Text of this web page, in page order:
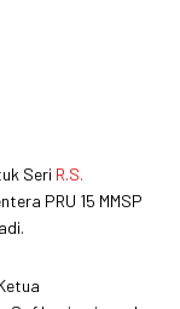
Seri R.S.
PRU 15 MMSP